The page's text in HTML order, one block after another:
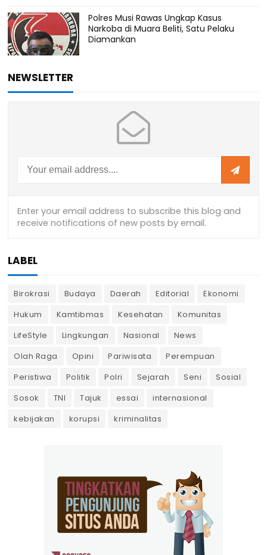
Polres Musi Rawas Ungkap Kasus
Narkoba di Muara Beliti, Satu Pelaku
Diamankan
NEWSLETTER
LABEL
Birokrasi Budaya Daerah Editorial
Ekonomi
Hukum
Kamtibmas Kesehatan
Komunitas
LifeStyle
Lingkungan Nasional
News
Olah Raga
Opini Pariwisata
Perempuan
Peristiwa
Politik Polri Sejarah Seni
Sosial
Sosok
TNI Tajuk essai
internasional
kebijakan
korupsi kriminalitas